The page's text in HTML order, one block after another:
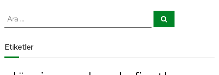
A
r
Etiketler